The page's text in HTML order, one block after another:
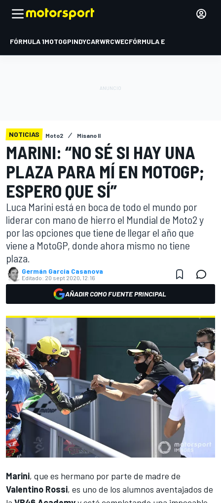
FÓRMULA 1MOTOGPINDYCARWRCWECFÓRMULA E
NOTICIAS Moto2 Misano II
MARINI: “NO SÉ SI HAY UNA
PLAZA PARA MÍ EN MOTOGP;
ESPERO QUE SÍ”
Luca Marini está en boca de todo el mundo por
liderar con mano de hierro el Mundial de Moto2 y
por las opciones que tiene de llegar el año que
viene a MotoGP, donde ahora mismo no tiene
plaza.
Germán Garcia Casanova
Editado: 20 sept 2020, 12:16
AÑADIR COMO FUENTE PRINCIPAL
Marini, que es hermano por parte de madre de
Valentino Rossi, es uno de los alumnos aventajados de